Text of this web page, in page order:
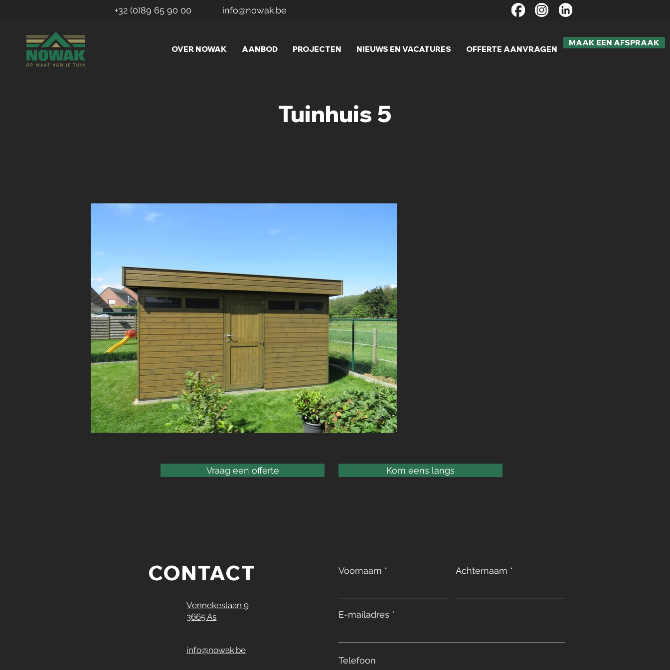
+32 (0)89 65 90 00 info@nowak.be
OVER NOWAK AANBOD PROJECTEN NIEUWS EN VACATURES OFFERTE AANVRAGEN
MAAK EEN AFSPRAAK
Tuinhuis 5
Vraag een offerte Kom eens langs
CONTACT
Vennekeslaan 9
3665 As
info@nowak.be
Voornaam Achternaam
E-mailadres
Telefoon